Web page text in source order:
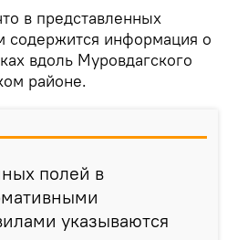
в представленных
содержится информация о
вдоль Муровдагского
районе.
полей в
указываются